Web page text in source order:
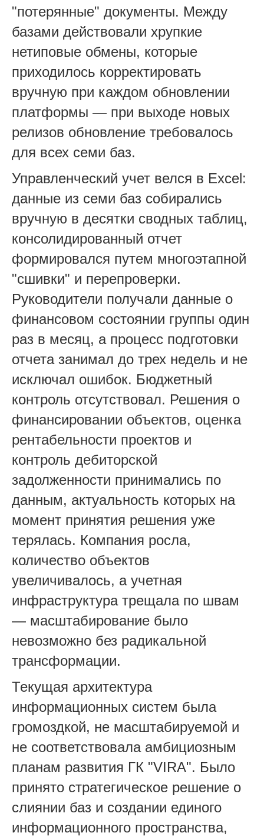
"потерянные" документы. Между
базами действовали хрупкие
нетиповые обмены, которые
приходилось корректировать
вручную при каждом обновлении
платформы — при выходе новых
релизов обновление требовалось
для всех семи баз.
Управленческий учет велся в Excel:
данные из семи баз собирались
вручную в десятки сводных таблиц,
консолидированный отчет
формировался путем многоэтапной
"сшивки" и перепроверки.
Руководители получали данные о
финансовом состоянии группы один
раз в месяц, а процесс подготовки
отчета занимал до трех недель и не
исключал ошибок. Бюджетный
контроль отсутствовал. Решения о
финансировании объектов, оценка
рентабельности проектов и
контроль дебиторской
задолженности принимались по
данным, актуальность которых на
момент принятия решения уже
терялась. Компания росла,
количество объектов
увеличивалось, а учетная
инфраструктура трещала по швам
— масштабирование было
невозможно без радикальной
трансформации.
Текущая архитектура
информационных систем была
громоздкой, не масштабируемой и
не соответствовала амбициозным
планам развития ГК "VIRA". Было
принято стратегическое решение о
слиянии баз и создании единого
информационного пространства,